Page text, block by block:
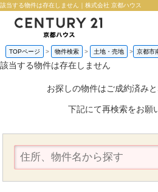
該当する物件は存在しません｜株式会社 京都ハウス
TOPページ 物件検索 土地・売地 京都市
該当する物件は存在しません
お探しの物件はご成約済みと
下記にて再検索をお願